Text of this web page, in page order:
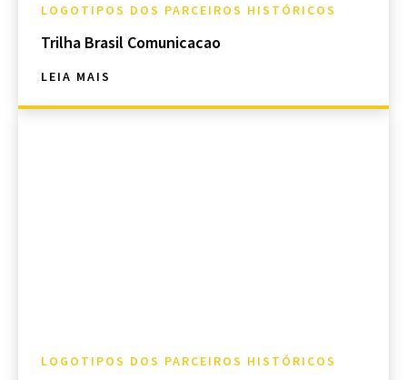
LOGOTIPOS DOS PARCEIROS HISTÓRICOS
Trilha Brasil Comunicacao
LEIA MAIS
LOGOTIPOS DOS PARCEIROS HISTÓRICOS